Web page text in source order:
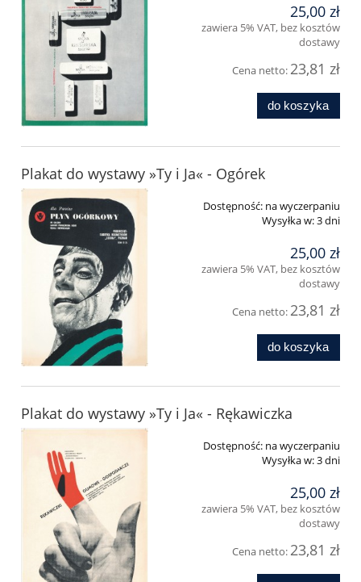
25,00 zł
zawiera 5% VAT, bez kosztów
dostawy
Cena netto: 23,81 zł
do koszyka
Plakat do wystawy »Ty i Ja« - Ogórek
Dostępność: na wyczerpaniu
Wysyłka w:3 dni
25,00 zł
zawiera 5% VAT, bez kosztów
dostawy
Cena netto: 23,81 zł
do koszyka
Plakat do wystawy »Ty i Ja« - Rękawiczka
Dostępność: na wyczerpaniu
Wysyłka w:3 dni
25,00 zł
zawiera 5% VAT, bez kosztów
dostawy
Cena netto: 23,81 zł